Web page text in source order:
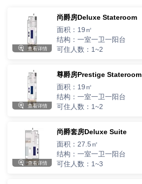
 查看详情
尚爵房Deluxe Stateroom
面积：19㎡
结构：一室一卫一阳台
可住人数：1~2
两人间
2人，人均单价
 查看详情
尊爵房Prestige Stateroom
面积：19㎡
结构：一室一卫一阳台
可住人数：1~2
两人间
2人，人均单价
 查看详情
尚爵套房Deluxe Suite
面积：27.5㎡
结构：一室一卫一阳台
可住人数：1~3